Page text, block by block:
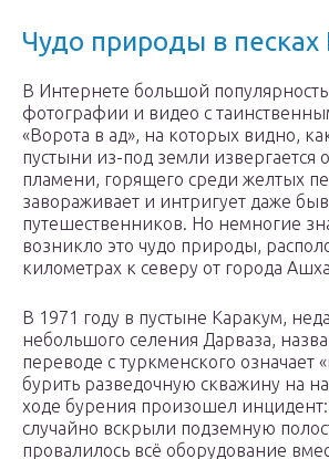
Чудо природы в песках
В Интернете большой
фотографии и видео с
«Ворота в ад», на которых видно,
пустыни из-под земли извергается
пламени, горящего среди желтых
завораживает и интригует даже
путешественников. Но немногие
возникло это чудо природы,
километрах к северу от города
В 1971 году в пустыне Каракум,
небольшого селения Дарваза,
переводе с туркменского означает
бурить разведочную скважину на
ходе бурения произошел инцидент:
случайно вскрыли подземную
провалилось всё оборудование